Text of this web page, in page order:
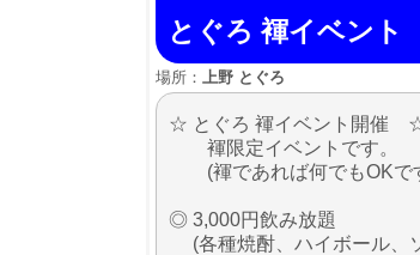
とぐろ 褌イベント
場所： 上野 とぐろ
☆ とぐろ 褌イベント開催
褌限定イベントです。
(褌であれば何でもOKで
◎ 3,000円飲み放題
(各種焼酎、ハイボール、